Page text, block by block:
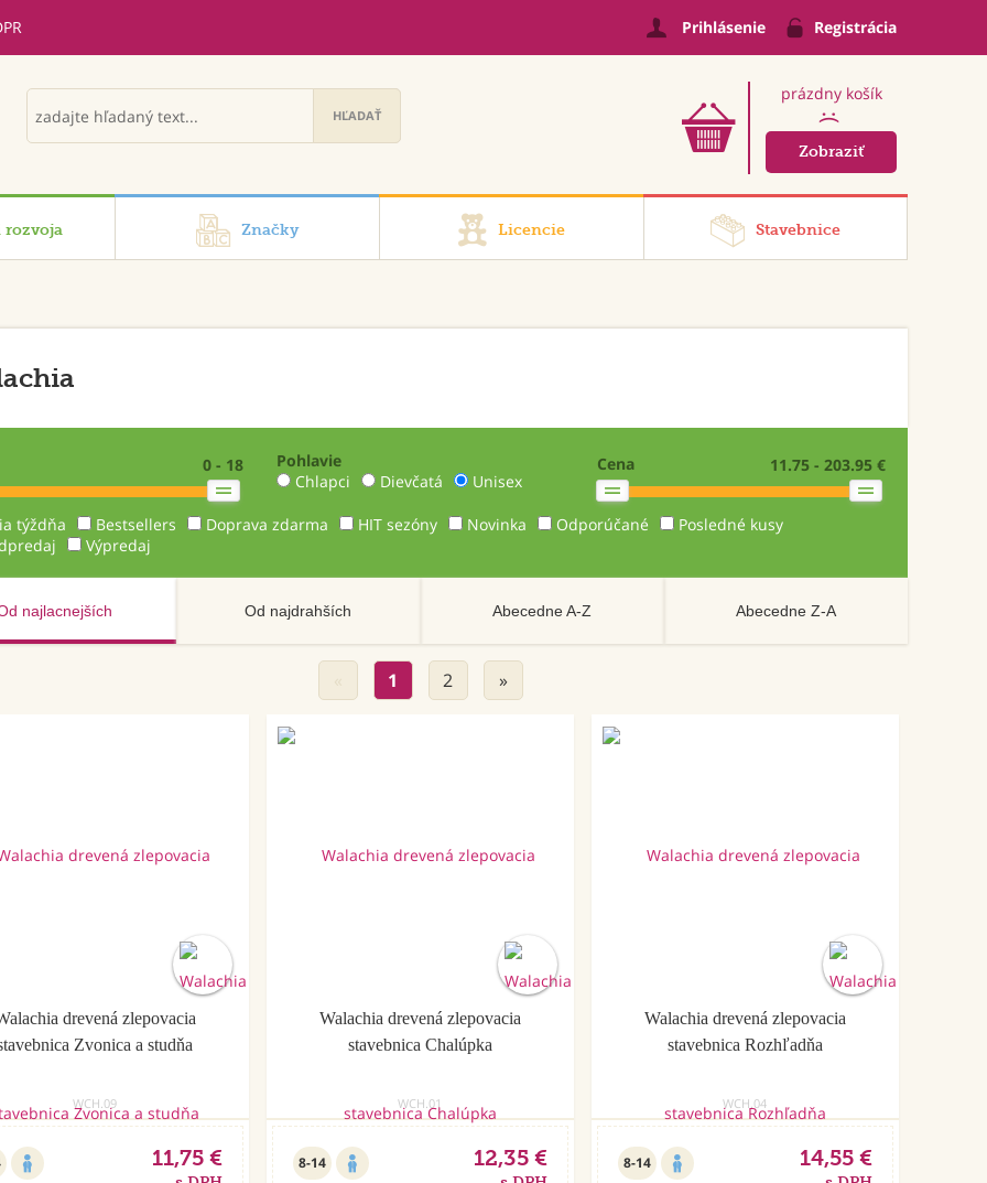
Prihlásenie Registrácia
prázdny košík
:(
Zobraziť
rozvoja Značky Licencie Stavebnice
0 - 18
Pohlavie
Chlapci
Dievčatá Unisex
Cena 11.75 - 203.95 €
týždňa Bestsellers Doprava zdarma HIT sezóny Novinka Odporúčané
Posledné kusy
Výpredaj
najlacnejších Od najdrahších Abecedne A-Z Abecedne Z-A
1 2 »
drevená zlepovacia
Zvonica a studňa
WCH.09
11,75 €
Walachia drevená zlepovacia
stavebnica Chalúpka
WCH.01
8-14 12,35 €
Walachia drevená zlepovacia
stavebnica Rozhľadňa
WCH.04
8-14 14,55 €